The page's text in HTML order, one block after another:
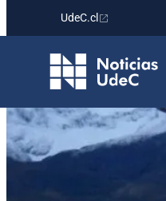
contenido
UdeC.cl